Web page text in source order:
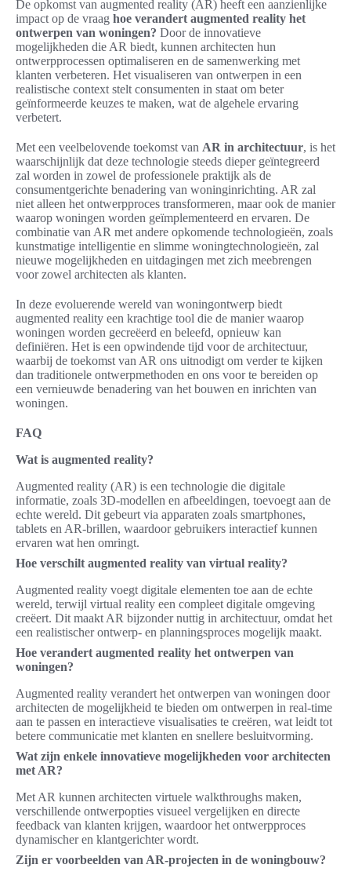
De opkomst van augmented reality (AR) heeft een aanzienlijke
impact op de vraag hoe verandert augmented reality het
ontwerpen van woningen? Door de innovatieve
mogelijkheden die AR biedt, kunnen architecten hun
ontwerpprocessen optimaliseren en de samenwerking met
klanten verbeteren. Het visualiseren van ontwerpen in een
realistische context stelt consumenten in staat om beter
geïnformeerde keuzes te maken, wat de algehele ervaring
verbetert.
Met een veelbelovende toekomst van AR in architectuur, is het
waarschijnlijk dat deze technologie steeds dieper geïntegreerd
zal worden in zowel de professionele praktijk als de
consumentgerichte benadering van woninginrichting. AR zal
niet alleen het ontwerpproces transformeren, maar ook de manier
waarop woningen worden geïmplementeerd en ervaren. De
combinatie van AR met andere opkomende technologieën, zoals
kunstmatige intelligentie en slimme woningtechnologieën, zal
nieuwe mogelijkheden en uitdagingen met zich meebrengen
voor zowel architecten als klanten.
In deze evoluerende wereld van woningontwerp biedt
augmented reality een krachtige tool die de manier waarop
woningen worden gecreëerd en beleefd, opnieuw kan
definiëren. Het is een opwindende tijd voor de architectuur,
waarbij de toekomst van AR ons uitnodigt om verder te kijken
dan traditionele ontwerpmethoden en ons voor te bereiden op
een vernieuwde benadering van het bouwen en inrichten van
woningen.
FAQ
Wat is augmented reality?
Augmented reality (AR) is een technologie die digitale
informatie, zoals 3D-modellen en afbeeldingen, toevoegt aan de
echte wereld. Dit gebeurt via apparaten zoals smartphones,
tablets en AR-brillen, waardoor gebruikers interactief kunnen
ervaren wat hen omringt.
Hoe verschilt augmented reality van virtual reality?
Augmented reality voegt digitale elementen toe aan de echte
wereld, terwijl virtual reality een compleet digitale omgeving
creëert. Dit maakt AR bijzonder nuttig in architectuur, omdat het
een realistischer ontwerp- en planningsproces mogelijk maakt.
Hoe verandert augmented reality het ontwerpen van
woningen?
Augmented reality verandert het ontwerpen van woningen door
architecten de mogelijkheid te bieden om ontwerpen in real-time
aan te passen en interactieve visualisaties te creëren, wat leidt tot
betere communicatie met klanten en snellere besluitvorming.
Wat zijn enkele innovatieve mogelijkheden voor architecten
met AR?
Met AR kunnen architecten virtuele walkthroughs maken,
verschillende ontwerpopties visueel vergelijken en directe
feedback van klanten krijgen, waardoor het ontwerpproces
dynamischer en klantgerichter wordt.
Zijn er voorbeelden van AR-projecten in de woningbouw?